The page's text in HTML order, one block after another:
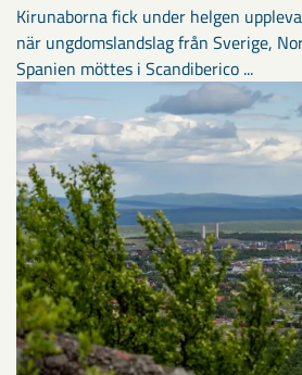
Kirunaborna fick under helgen
när ungdomslandslag från Sverige,
Spanien möttes i Scandiberico ...